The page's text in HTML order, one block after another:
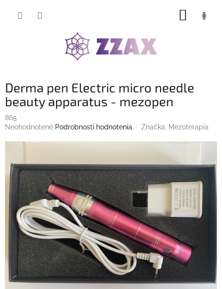
Derma pen Electric micro needle
beauty apparatus - mezopen
865
Priemerné
produktu
0,0
hviezdičiek.
Neohodnotené Podrobnosti hodnotenia Značka: Mezoterapia